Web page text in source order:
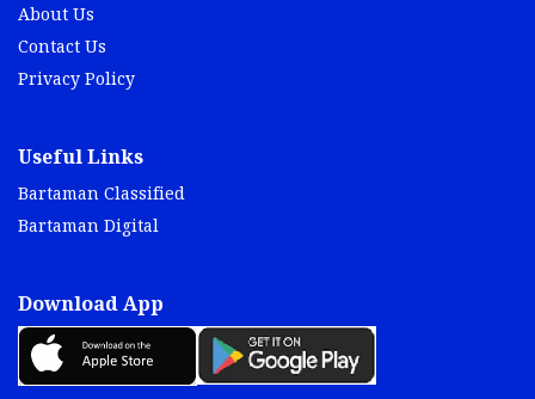
About Us
Contact Us
Privacy Policy
Useful Links
Bartaman Classified
Bartaman Digital
Download App